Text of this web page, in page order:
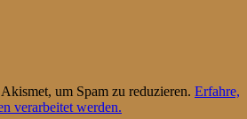
um Spam zu reduzieren. Erfahre,
verarbeitet werden.